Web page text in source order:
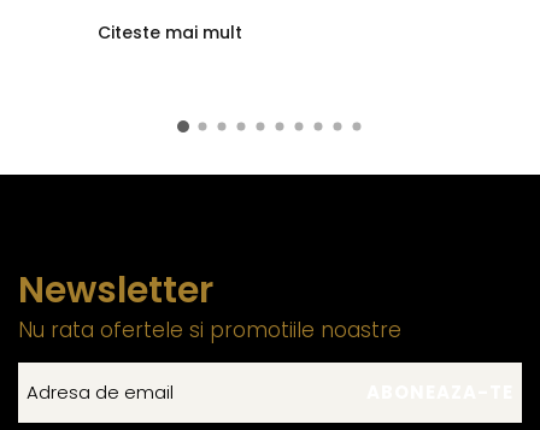
Citeste mai mult
Newsletter
Nu rata ofertele si promotiile noastre